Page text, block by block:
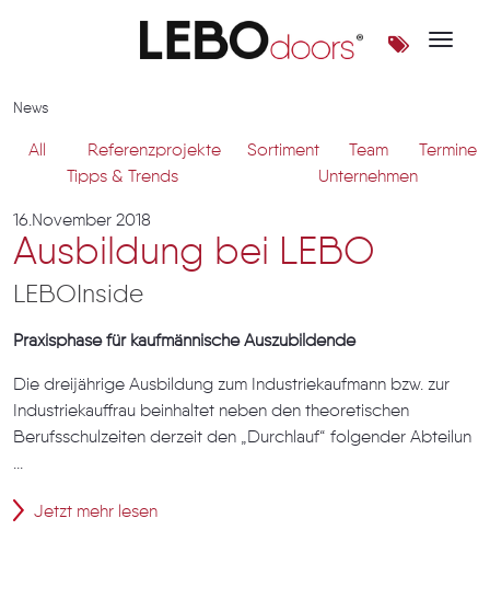
Toggle
News | LEBOdoors
News
All Referenzprojekte Sortiment Team
Termine
Tipps & Trends
Unternehmen
16.November 2018
Ausbildung bei LEBO
LEBOInside
Praxisphase für kaufmännische Auszubildende
Die dreijährige Ausbildung zum Industriekaufmann bzw. zur
Industriekauffrau beinhaltet neben den theoretischen
Berufsschulzeiten derzeit den „Durchlauf“ folgender Abteilun
...
Jetzt mehr lesen